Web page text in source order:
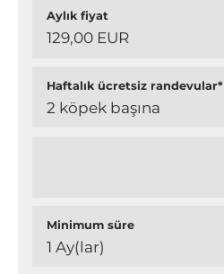
Aylık fiyat
129,00 EUR
Haftalık ücretsiz randevular*
2 köpek başına
Minimum süre
1 Ay(lar)